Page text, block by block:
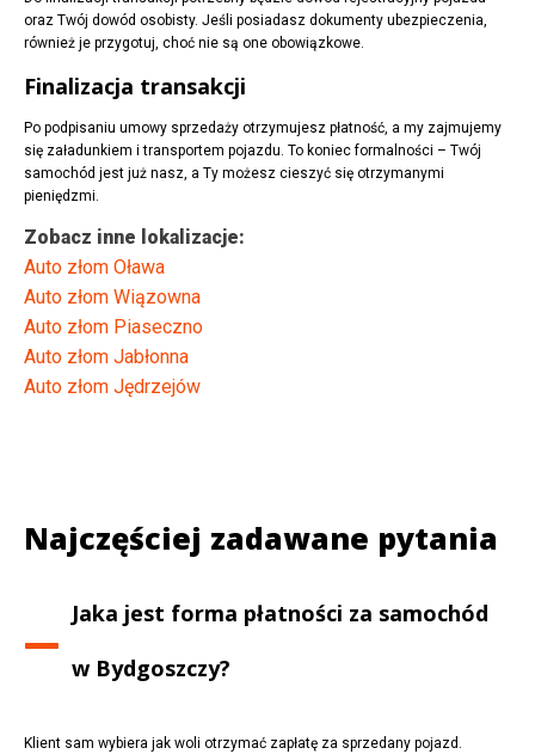
oraz Twój dowód osobisty. Jeśli posiadasz dokumenty ubezpieczenia,
również je przygotuj, choć nie są one obowiązkowe.
Finalizacja transakcji
Po podpisaniu umowy sprzedaży otrzymujesz płatność, a my zajmujemy
się załadunkiem i transportem pojazdu. To koniec formalności – Twój
samochód jest już nasz, a Ty możesz cieszyć się otrzymanymi
pieniędzmi.
Zobacz inne lokalizacje:
Auto złom Oława
Auto złom Wiązowna
Auto złom Piaseczno
Auto złom Jabłonna
Auto złom Jędrzejów
Najczęściej zadawane pytania
Jaka jest forma płatności za samochód
w Bydgoszczy?
Klient sam wybiera jak woli otrzymać zapłatę za sprzedany pojazd.